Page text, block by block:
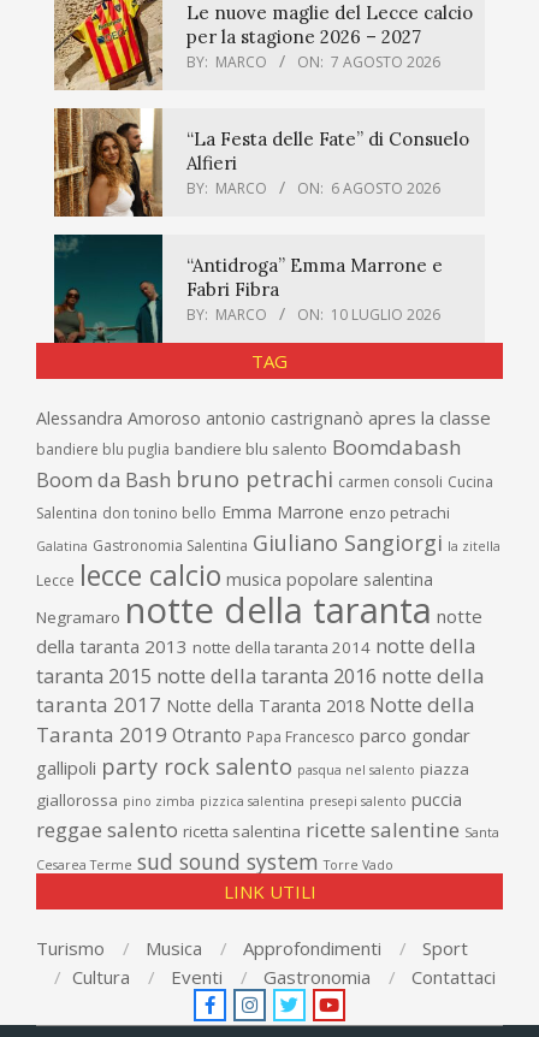
Le nuove maglie del Lecce calcio
per la stagione 2026 – 2027
BY: MARCO ON: 7 AGOSTO 2026
“La Festa delle Fate” di Consuelo
Alfieri
BY: MARCO ON: 6 AGOSTO 2026
“Antidroga” Emma Marrone e
Fabri Fibra
BY: MARCO ON: 10 LUGLIO 2026
TAG
Alessandra Amoroso antonio castrignanò apres la classe
bandiere blu puglia bandiere blu salento Boomdabash
Boom da Bash bruno petrachi carmen consoli Cucina
Salentina don tonino bello Emma Marrone enzo petrachi
Galatina Gastronomia Salentina Giuliano Sangiorgi la zitella
Lecce lecce calcio musica popolare salentina
Negramaro notte della taranta notte
della taranta 2013 notte della taranta 2014 notte della
taranta 2015 notte della taranta 2016 notte della
taranta 2017 Notte della Taranta 2018 Notte della
Taranta 2019 Otranto Papa Francesco parco gondar
gallipoli party rock salento pasqua nel salento piazza
giallorossa pino zimba pizzica salentina presepi salento puccia
reggae salento ricetta salentina ricette salentine Santa
Cesarea Terme sud sound system Torre Vado
LINK UTILI
Turismo Musica Approfondimenti
Sport
Cultura
Eventi Gastronomia Contattaci